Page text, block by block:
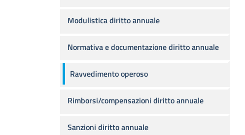
Modulistica diritto annuale
Normativa e documentazione diritto annuale
Ravvedimento operoso
Rimborsi/compensazioni diritto annuale
Sanzioni diritto annuale